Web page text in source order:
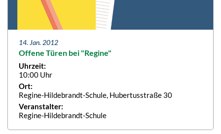
14. Jan. 2012
Offene Türen bei "Regine"
Uhrzeit:
10:00 Uhr
Ort:
Regine-Hildebrandt-Schule, Hubertusstraße 30
Veranstalter:
Regine-Hildebrandt-Schule